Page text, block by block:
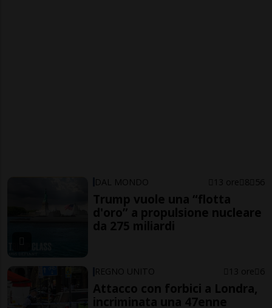
DAL MONDO 13 ore 8 56
Trump vuole una “flotta
d'oro” a propulsione nucleare
da 275 miliardi
REGNO UNITO 13 ore 6
Attacco con forbici a Londra,
incriminata una 47enne